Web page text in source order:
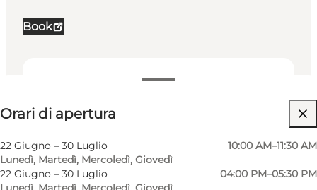
Book
Visualizza orari di apertura
Orari di apertura
22 Giugno – 30 Luglio
Lunedì, Martedì, Mercoledì, Giovedì
10:00 AM–11:30 AM
22 Giugno – 30 Luglio
04:00 PM–05:30 PM
Visita il sito web